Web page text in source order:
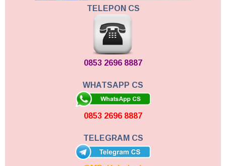
TELEPON CS
0853 2696 8887
WHATSAPP CS
0853 2696 8887
TELEGRAM CS